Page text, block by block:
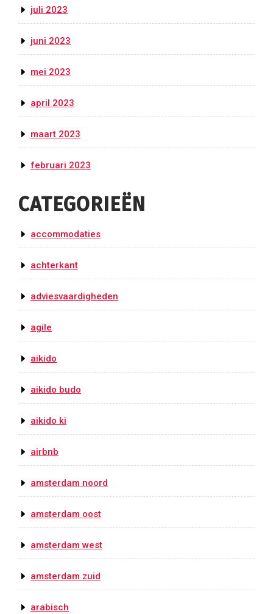
juli 2023
juni 2023
mei 2023
april 2023
maart 2023
februari 2023
CATEGORIEËN
accommodaties
achterkant
adviesvaardigheden
agile
aikido
aikido budo
aikido ki
airbnb
amsterdam noord
amsterdam oost
amsterdam west
amsterdam zuid
arabisch